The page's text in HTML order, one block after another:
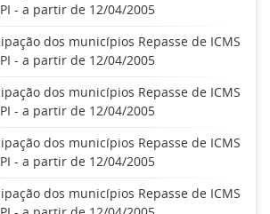
- a partir de 12/04/2005
dos municípios Repasse de ICMS
- a partir de 12/04/2005
dos municípios Repasse de ICMS
- a partir de 12/04/2005
dos municípios Repasse de ICMS
- a partir de 12/04/2005
dos municípios Repasse de ICMS